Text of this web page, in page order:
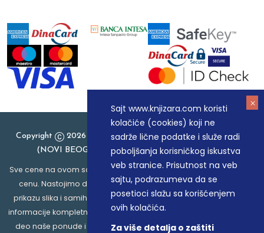
Sajt www.knjizara.com koristi
kolačiće (cookies) koji ne
sadrže lične podatke i služe radi
poboljšanja korisničkog iskustva
veb stranice. Prisutnost na veb
sajtu, podrazumeva da se
posetioci slažu sa korišćenjem
ovih kolačića.
Za više detalja o zaštiti
Copyright
2026 Knjizara.com - MAKART DOO BEOGRAD
(NOVI BEOGRAD), PIB: 105184104, MB: 20337524
Sve cene na ovom sajtu iskazane su u dinarima. PDV je uračunat u
cenu. Nastojimo da budemo što precizniji u opisu proizvoda,
prikazu slika i samih cena, ali ne možemo garantovati da su sve
informacije kompletne i bez grešaka. Svi artikli prikazani na sajtu su
deo naše ponude i ne podrazumeva da su dostupni u svakom